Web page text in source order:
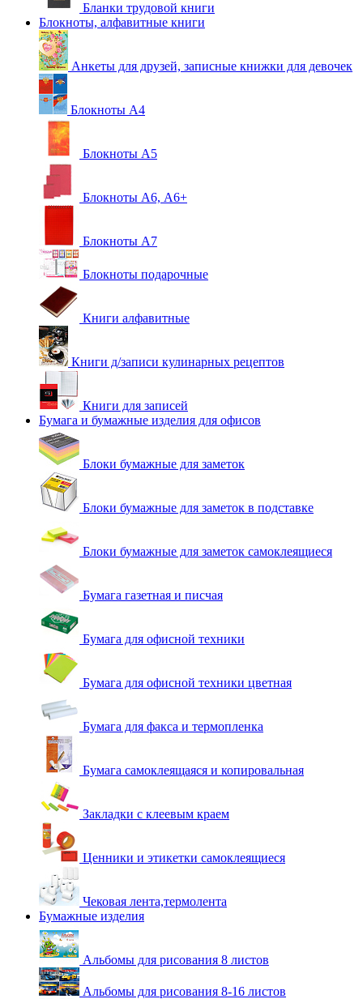
Бланки трудовой книги
Блокноты, алфавитные книги
Анкеты для друзей, записные книжки для девочек
Блокноты А4
Блокноты А5
Блокноты А6, А6+
Блокноты А7
Блокноты подарочные
Книги алфавитные
Книги д/записи кулинарных рецептов
Книги для записей
Бумага и бумажные изделия для офисов
Блоки бумажные для заметок
Блоки бумажные для заметок в подставке
Блоки бумажные для заметок самоклеящиеся
Бумага газетная и писчая
Бумага для офисной техники
Бумага для офисной техники цветная
Бумага для факса и термопленка
Бумага самоклеящаяся и копировальная
Закладки с клеевым краем
Ценники и этикетки самоклеящиеся
Чековая лента,термолента
Бумажные изделия
Альбомы для рисования 8 листов
Альбомы для рисования 8-16 листов